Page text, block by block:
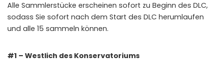
No promotions, no junk — just pure gaming content
📲
Everything arrives directly — faster than websites or email
🔒Members-Only Content
Alle Sammlerstücke erscheinen sofort zu Beginn des DLC,
sodass Sie sofort nach dem Start des DLC herumlaufen
und alle 15 sammeln können.
#1 – Westlich des Konservatoriums